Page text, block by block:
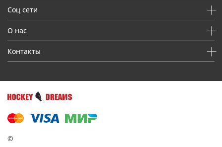
Соц сети
О нас
Контакты
©